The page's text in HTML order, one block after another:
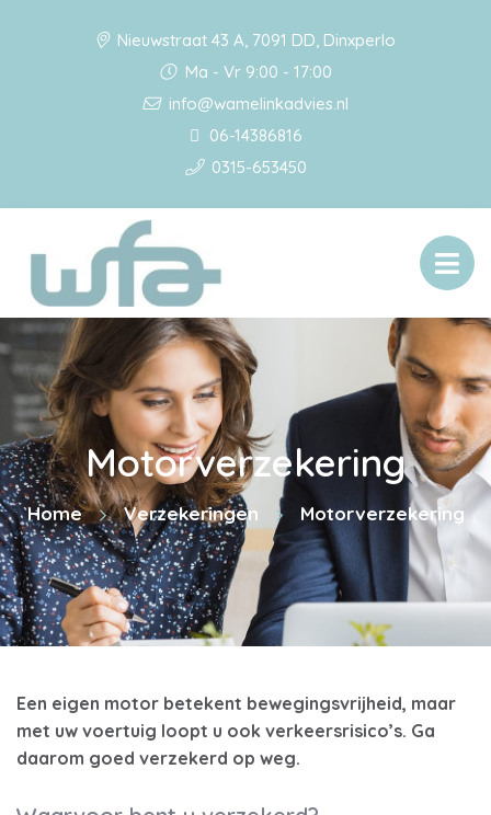
Nieuwstraat 43 A, 7091 DD, Dinxperlo
Ma - Vr 9:00 - 17:00
info@wamelinkadvies.nl
06-14386816
0315-653450
Motorverzekering
Home Verzekeringen Motorverzekering
Een eigen motor betekent bewegingsvrijheid, maar
met uw voertuig loopt u ook verkeersrisico’s. Ga
daarom goed verzekerd op weg.